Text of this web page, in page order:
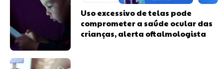
Uso excessivo de telas pode
comprometer a saúde ocular das
crianças, alerta oftalmologista